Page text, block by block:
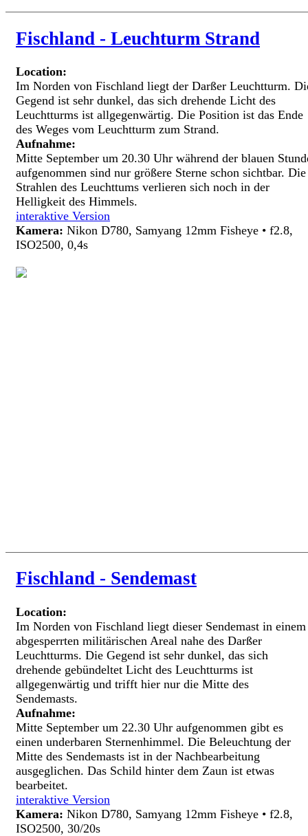
Fischland - Leuchturm Strand
Location:
Im Norden von Fischland liegt der Darßer Leuchtturm.
Gegend ist sehr dunkel, das sich drehende Licht des
Leuchtturms ist allgegenwärtig. Die Position ist das Ende
des Weges vom Leuchtturm zum Strand.
Aufnahme:
Mitte September um 20.30 Uhr während der blauen
aufgenommen sind nur größere Sterne schon sichtbar. Die
Strahlen des Leuchttums verlieren sich noch in der
Helligkeit des Himmels.
interaktive Version
Kamera: Nikon D780, Samyang 12mm Fisheye • f2.8,
ISO2500, 0,4s
Fischland - Sendemast
Location:
Im Norden von Fischland liegt dieser Sendemast in einem
abgesperrten militärischen Areal nahe des Darßer
Leuchtturms. Die Gegend ist sehr dunkel, das sich
drehende gebündeltet Licht des Leuchtturms ist
allgegenwärtig und trifft hier nur die Mitte des
Sendemasts.
Aufnahme:
Mitte September um 22.30 Uhr aufgenommen gibt es
einen underbaren Sternenhimmel. Die Beleuchtung der
Mitte des Sendemasts ist in der Nachbearbeitung
ausgeglichen. Das Schild hinter dem Zaun ist etwas
bearbeitet.
interaktive Version
Kamera: Nikon D780, Samyang 12mm Fisheye • f2.8,
ISO2500, 30/20s